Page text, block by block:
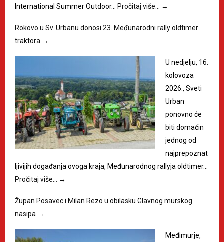
International Summer Outdoor… Pročitaj više… →
Rokovo u Sv. Urbanu donosi 23. Međunarodni rally oldtimer
traktora →
U nedjelju, 16.
kolovoza
2026., Sveti
Urban
ponovno će
biti domaćin
jednog od
najprepoznat
ljivijih događanja ovoga kraja, Međunarodnog rallyja oldtimer…
Pročitaj više… →
Župan Posavec i Milan Rezo u obilasku Glavnog murskog
nasipa →
Međimurje,